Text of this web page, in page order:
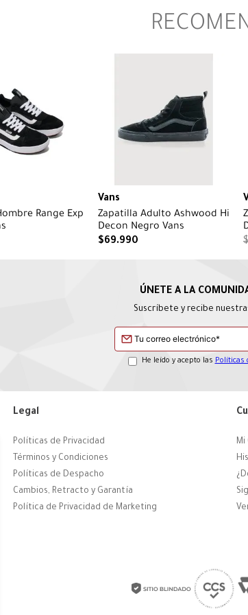
Range Exp
Vans
Zapatilla Adulto Ashwood Hi
Decon Negro Vans
$69.990
$
Suscríbete y recibe
He leído y acepto las Políticas
Legal
Políticas de Privacidad
Términos y Condiciones
Políticas de Despacho
Cambios, Retracto y Garantía
Política de Privacidad de Marketing
Mi